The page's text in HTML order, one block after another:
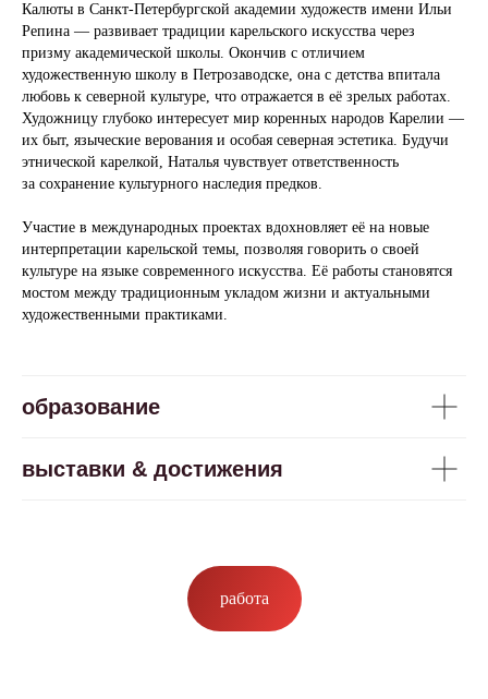
Калюты в Санкт-Петербургской академии художеств имени Ильи
Репина — развивает традиции карельского искусства через
призму академической школы. Окончив с отличием
художественную школу в Петрозаводске, она с детства впитала
любовь к северной культуре, что отражается в её зрелых работах.
Художницу глубоко интересует мир коренных народов Карелии —
их быт, языческие верования и особая северная эстетика. Будучи
этнической карелкой, Наталья чувствует ответственность
за сохранение культурного наследия предков.
Участие в международных проектах вдохновляет её на новые
интерпретации карельской темы, позволяя говорить о своей
культуре на языке современного искусства. Её работы становятся
мостом между традиционным укладом жизни и актуальными
художественными практиками.
образование
выставки & достижения
работа